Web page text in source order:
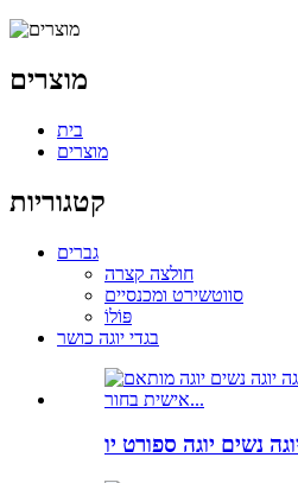
מוצרים
בית
מוצרים
קטגוריות
גברים
חולצה קצרה
סווטשירט ומכנסיים
פּוֹלוֹ
בגדי יוגה כושר